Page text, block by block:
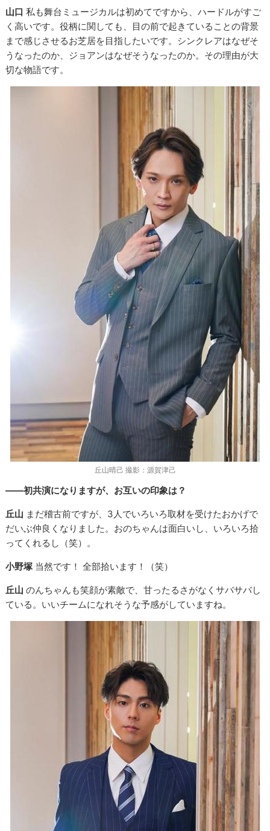
山口 私も舞台ミュージカルは初めてですから、ハードルがすご
く高いです。役柄に関しても、目の前で起きていることの背景
まで感じさせるお芝居を目指したいです。シンクレアはなぜそ
うなったのか、ジョアンはなぜそうなったのか。その理由が大
切な物語です。
丘山晴己 撮影：源賀津己
――初共演になりますが、お互いの印象は？
丘山 まだ稽古前ですが、3人でいろいろ取材を受けたおかげで
だいぶ仲良くなりました。おのちゃんは面白いし、いろいろ拾
ってくれるし（笑）。
小野塚 当然です！ 全部拾います！（笑）
丘山 のんちゃんも笑顔が素敵で、甘ったるさがなくサバサバし
ている。いいチームになれそうな予感がしていますね。